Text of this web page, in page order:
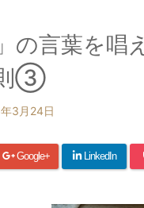
」の言葉を
則③
3月24日
Google+ LinkedIn